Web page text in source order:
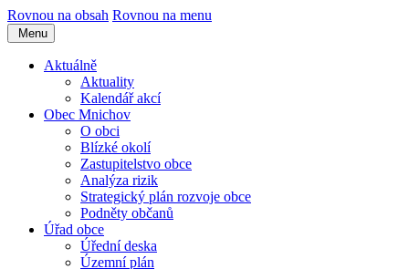
Rovnou na obsah Rovnou na menu
Menu
Aktuálně
Aktuality
Kalendář akcí
Obec Mnichov
O obci
Blízké okolí
Zastupitelstvo obce
Analýza rizik
Strategický plán rozvoje obce
Podněty občanů
Úřad obce
Úřední deska
Územní plán